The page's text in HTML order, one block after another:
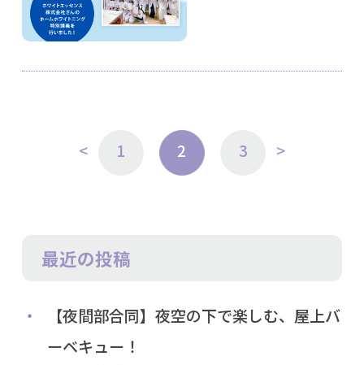
< 1 2 3 >
最近の投稿
【夜間部合同】夜空の下で楽しむ、屋上バ
ーベキュー！